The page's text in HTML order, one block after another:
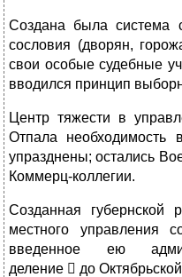
Создана была система
сословия (дворян,
свои особые судебные
вводился принцип
Центр тяжести в
Отпала
упразднены; остались
Коммерц-коллегии.
Созданная губернской
местного управления
введенное ею
деление  до